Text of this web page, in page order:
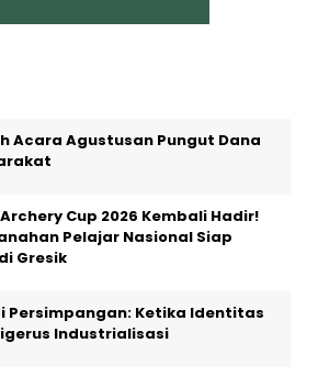
Acara Agustusan Pungut Dana
Archery Cup 2026 Kembali Hadir!
Pelajar Nasional Siap
Gresik
Persimpangan: Ketika Identitas
Industrialisasi